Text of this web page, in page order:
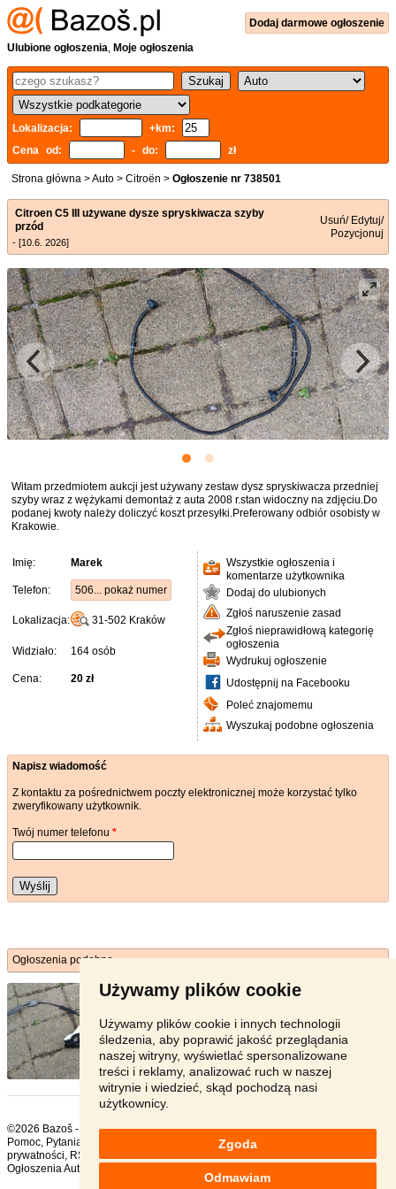
Używamy plików cookie
Używamy plików cookie i innych technologii
śledzenia, aby poprawić jakość przeglądania
naszej witryny, wyświetlać spersonalizowane
treści i reklamy, analizować ruch w naszej
witrynie i wiedzieć, skąd pochodzą nasi
użytkownicy.
Zgoda
Odmawiam
Dodaj darmowe ogłoszenie
Ulubione ogłoszenia, Moje ogłoszenia
Lokalizacja:
+km:
Cena od:
- do: zł
Strona główna >Auto > Citroën > Ogłoszenie nr 738501
Citroen C5 III używane dysze spryskiwacza szyby
przód
- [10.6. 2026]
Usuń/ Edytuj/
Pozycjonuj
Witam przedmiotem aukcji jest używany zestaw dysz spryskiwacza przedniej
szyby wraz z wężykami demontaż z auta 2008 r.stan widoczny na zdjęciu.Do
podanej kwoty należy doliczyć koszt przesyłki.Preferowany odbiór osobisty w
Krakowie.
Imię: Marek
Telefon: 506... pokaż numer
Lokalizacja: 31-502 Kraków
Widziało: 164 osób
Cena: 20 zł
Wszystkie ogłoszenia i
komentarze użytkownika
Dodaj do ulubionych
Zgłoś naruszenie zasad
Zgłoś nieprawidłową kategorię
ogłoszenia
Wydrukuj ogłoszenie
Udostępnij na Facebooku
Poleć znajomemu
Wyszukaj podobne ogłoszenia
Napisz wiadomość
Z kontaktu za pośrednictwem poczty elektronicznej może korzystać tylko
zweryfikowany użytkownik.
Twój numer telefonu *
Wyślij
Ogłoszenia podobne
Zamek drzwi przód lewy Citroen ...
lewych dzwi przedni ...
Kraków - 31-502
35 zł
©2026 Bazoš -
sprzedam, ogłoszenia Citroën
Pomoc, Pytania Reklama,Regulamin
prywatności, RSS
Ogłoszenia Auto ogółem: